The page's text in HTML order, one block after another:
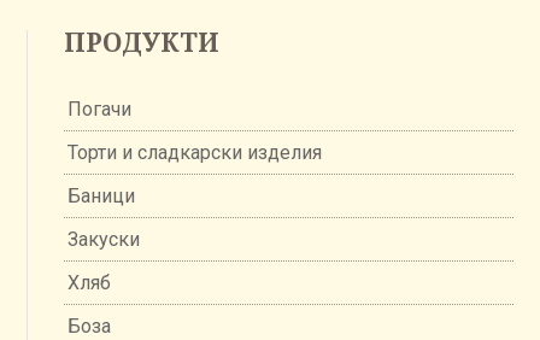
ПРОДУКТИ
Погачи
Торти и сладкарски изделия
Баници
Закуски
Хляб
Боза